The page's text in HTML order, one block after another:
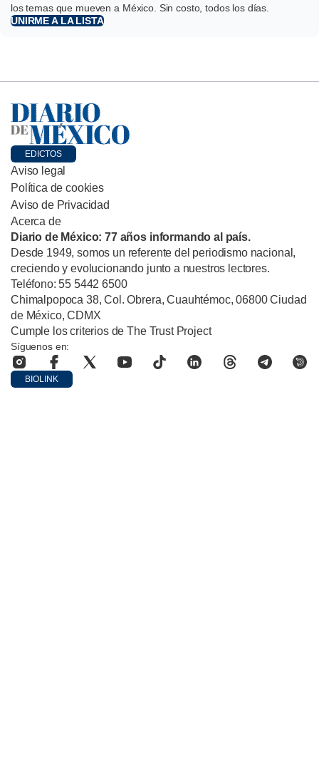
los temas que mueven a México. Sin costo, todos los días.
UNIRME A LA LISTA
EDICTOS
Aviso legal
Política de cookies
Aviso de Privacidad
Acerca de
Diario de México: 77 años informando al país.
Desde 1949, somos un referente del periodismo nacional,
creciendo y evolucionando junto a nuestros lectores.
Teléfono: 55 5442 6500
Chimalpopoca 38, Col. Obrera, Cuauhtémoc, 06800 Ciudad
de México, CDMX
Cumple los criterios de The Trust Project
Síguenos en:
BIOLINK